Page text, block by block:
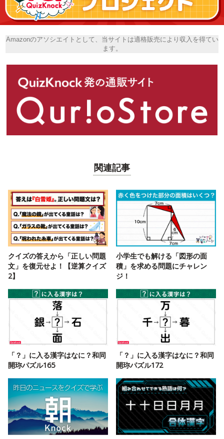
Amazonのアソシエイトとして、当サイトは適格販売により収入を得てい
ます。
関連記事
クイズの答えから「正しい問題
文」を復元せよ！【逆算クイズ
2】
小学生でも解ける「図形の面
積」を求める問題にチャレン
ジ！
「？」に入る漢字はなに？和同
開珎パズル165
「？」に入る漢字はなに？和同
開珎パズル172